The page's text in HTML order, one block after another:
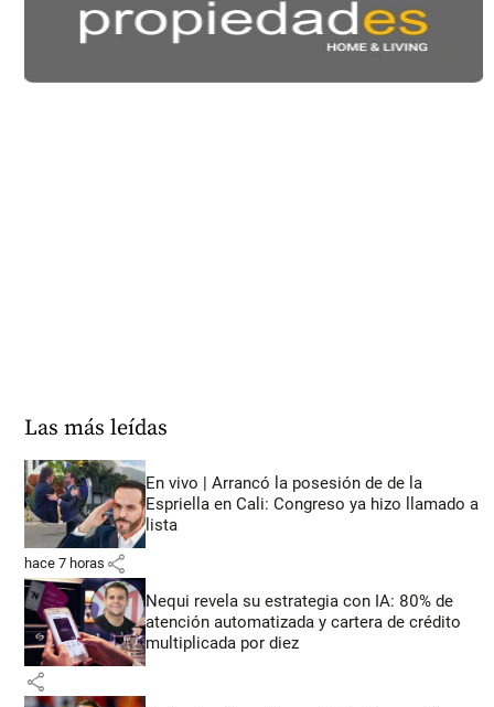
Las más leídas
En vivo | Arrancó la posesión de de la
Espriella en Cali: Congreso ya hizo llamado a
lista
hace 7 horas share
Nequi revela su estrategia con IA: 80% de
atención automatizada y cartera de crédito
multiplicada por diez
share